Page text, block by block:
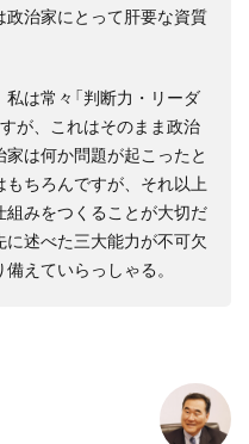
治家にとって肝要な資質
は常々「判断力・リーダ
が、これはそのまま政治
は何か問題が起こったと
ちろんですが、それ以上
みをつくることが大切だ
述べた三大能力が不可欠
えていらっしゃる。